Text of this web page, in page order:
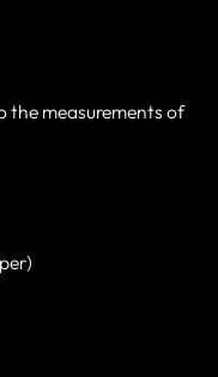
the measurements of